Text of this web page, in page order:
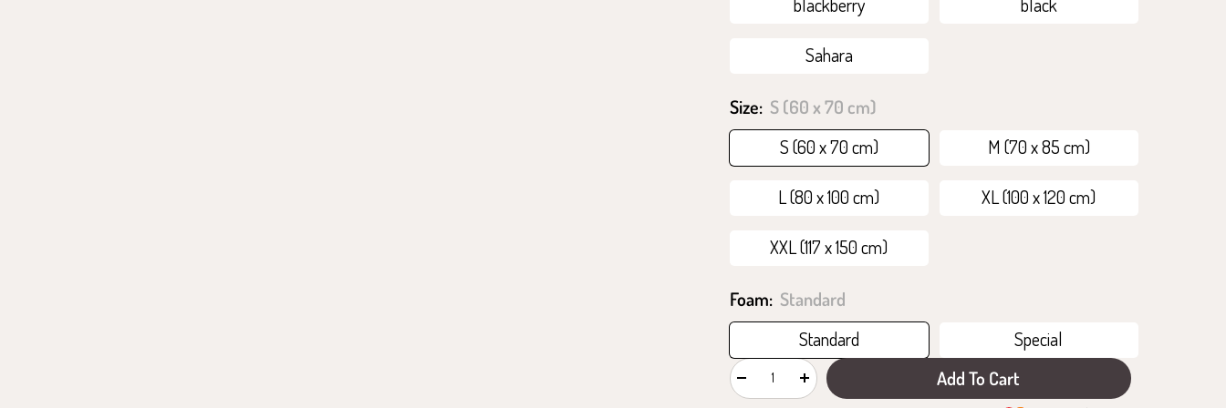
blackberry black
Sahara
Size: S (60 x 70 cm)
S (60 x 70 cm)
M (70 x 85 cm)
L (80 x 100 cm) XL (100 x 120 cm)
XXL (117 x 150 cm)
Foam: Standard
Standard
Special
Decrease
Increase
Add To Cart